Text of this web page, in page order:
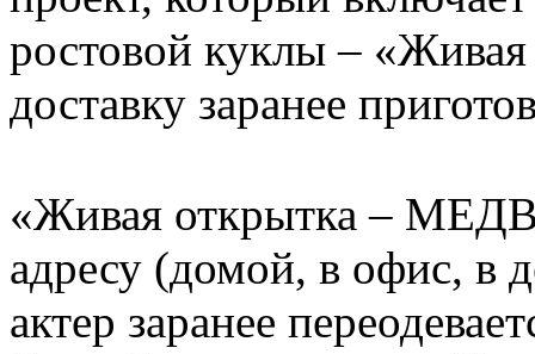
ростовой куклы –
доставку заранее
«Живая открытка –
адресу (домой, в офис, в
актер заранее